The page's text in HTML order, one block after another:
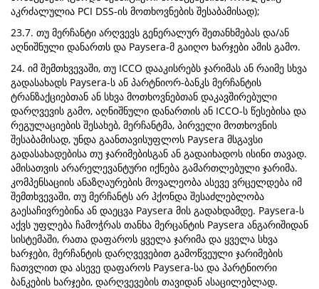
აკრძალულია PCI DSS-ის მოთხოვნების შესაბამისად);
23.7. თუ მერჩანტი არღვევს გენერალურ შეთანხმებას და/ან
აღნიშნული დანართს და Paysera-მ გაიღო ხარჯები ამის გამო.
24. იმ შემთხვევაში, თუ ICCO დააკისრებს ჯარიმას ან რაიმე სხვა
გადასახადს Paysera-ს ან პარტნიორ-ბანკს მერჩანტის
ტრანზაქციებთან ან სხვა მოთხოვნებთან დაკავშირებული
დარღვევის გამო, აღნიშნული დანართის ან ICCO-ს წესებისა და
რეგულაციების შესახებ, მერჩანტმა, პირველი მოთხოვნის
შესაბამისად, უნდა გაანთავისუფლოს Paysera მსგავსი
გადასახადებისა თუ ჯარიმებისგან ან გადაიხადოს ისინი თავად.
ამისათვის არარელევანტური იქნება გამართლებული ჯარიმა.
კომპენსაციის ანაზღაურების მოვალეობა ასევე ვრცელდება იმ
შემთხვევაში, თუ მერჩანტს არ ჰქონდა შესაძლებლობა
გაესაჩივრებინა ან დაეცვა Paysera მის გადახდამდე. Paysera-ს
აქვს უფლება ჩამოჭრას თანხა მერცანტის Paysera ანგარიშიდან
სისტემაში, რათა დაფაროს ყველა ჯარიმა და ყველა სხვა
ხარჯები, მერჩანტის დარღვევებით გამოწვეული ჯარიმების
ჩათვლით და ასევე დაფაროს Paysera-სა და პარტნიორი
ბანკების ხარჯები, დარღვევების თავიდან ასაცილებლად.